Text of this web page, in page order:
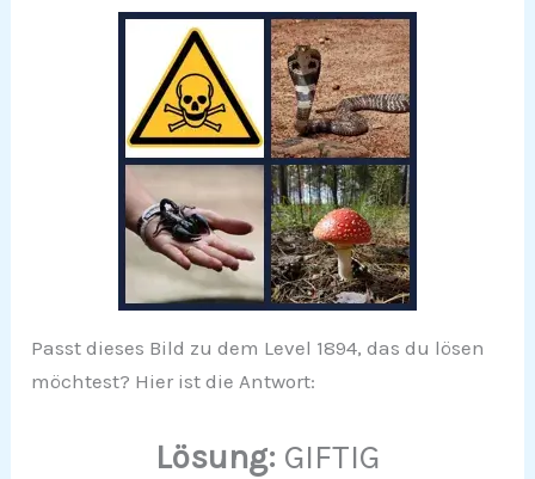
Passt dieses Bild zu dem Level 1894, das du lösen
möchtest? Hier ist die Antwort:
Lösung: GIFTIG